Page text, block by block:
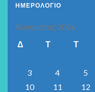
ΗΜΕΡΟΛΟΓΙΟ
Αύγουστος 2026
Δ
Τ Τ
3
4 5
10
11 12